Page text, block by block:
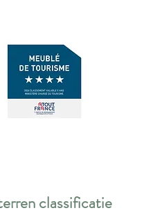
classificatie